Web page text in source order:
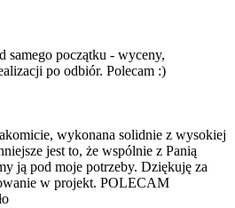
samego początku - wyceny,
po odbiór. Polecam :)
wykonana solidnie z wysokiej
jest to, że wspólnie z Panią
ją pod moje potrzeby. Dziękuję za
w projekt. POLECAM